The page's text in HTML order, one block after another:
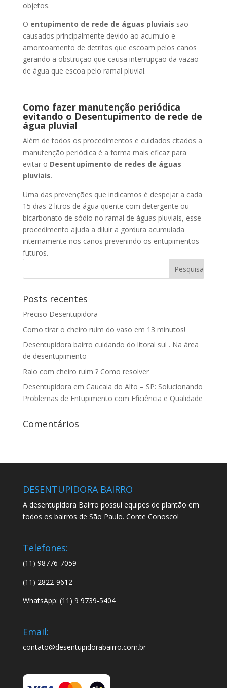
objetos.
O entupimento de rede de águas pluviais são
causados principalmente devido ao acumulo e
amontoamento de detritos que escoam pelos canos
gerando a obstrução que causa interrupção da vazão
de água que escoa pelo ramal pluvial.
Como fazer manutenção periódica
evitando o Desentupimento de rede de
água pluvial
Além de todos os procedimentos e cuidados citados a
manutenção periódica é a forma mais eficaz para
evitar o Desentupimento de redes de águas
pluviais.
Uma das prevenções que indicamos é despejar a cada
15 dias 2 litros de água quente com detergente ou
bicarbonato de sódio no ramal de águas pluviais, esse
procedimento ajuda a diluir a gordura acumulada
internamente nos canos prevenindo os entupimentos
futuros.
Posts recentes
Preciso Desentupidora
Como tirar o cheiro ruim do vaso em 13 minutos!
Desentupidora bairro cuidando do litoral sul . Na área
de desentupimento
Ralo com cheiro ruim ? Como resolver
Desentupidora em Caucaia do Alto – SP: Solucionando
Problemas de Entupimento com Eficiência e Qualidade
Comentários
DESENTUPIDORA BAIRRO
A desentupidora Bairro possui equipes de plantão em
todos os bairros de São Paulo. Conte Conosco!
Telefones:
(11) 98776-7059
(11) 2822-9612
WhatsApp: (11) 9 9739-5404
Email:
contato@desentupidorabairro.com.br